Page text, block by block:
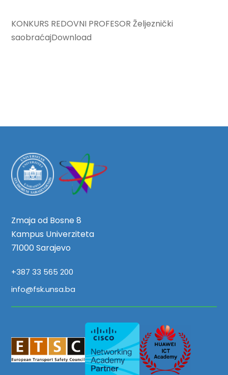
KONKURS REDOVNI PROFESOR Željeznički
saobraćajDownload
Zmaja od Bosne 8
Kampus Univerziteta
71000 Sarajevo
+387 33 565 200
info@fsk.unsa.ba